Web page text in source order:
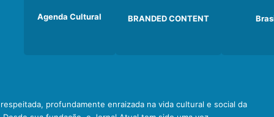
Agenda Cultural BRANDED CONTENT
profundamente enraizada na vida cultural e social da